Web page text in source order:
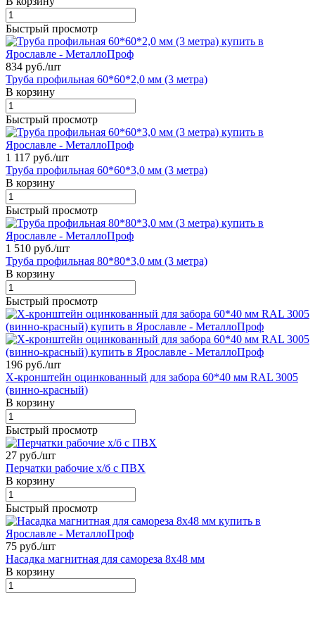
Быстрый просмотр
834 руб./шт
Труба профильная 60*60*2,0 мм (3 метра)
В корзину
Быстрый просмотр
1 117 руб./шт
Труба профильная 60*60*3,0 мм (3 метра)
В корзину
Быстрый просмотр
1 510 руб./шт
Труба профильная 80*80*3,0 мм (3 метра)
В корзину
Быстрый просмотр
196 руб./шт
X-кронштейн оцинкованный для забора 60*40 мм RAL 3005
(винно-красный)
В корзину
Быстрый просмотр
27 руб./шт
Перчатки рабочие х/б с ПВХ
В корзину
Быстрый просмотр
75 руб./шт
Насадка магнитная для самореза 8х48 мм
В корзину